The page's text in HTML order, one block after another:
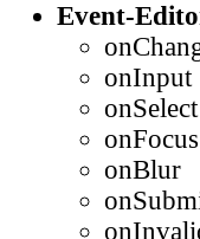
Event-
onInput
onSelect
onFocus
onBlur